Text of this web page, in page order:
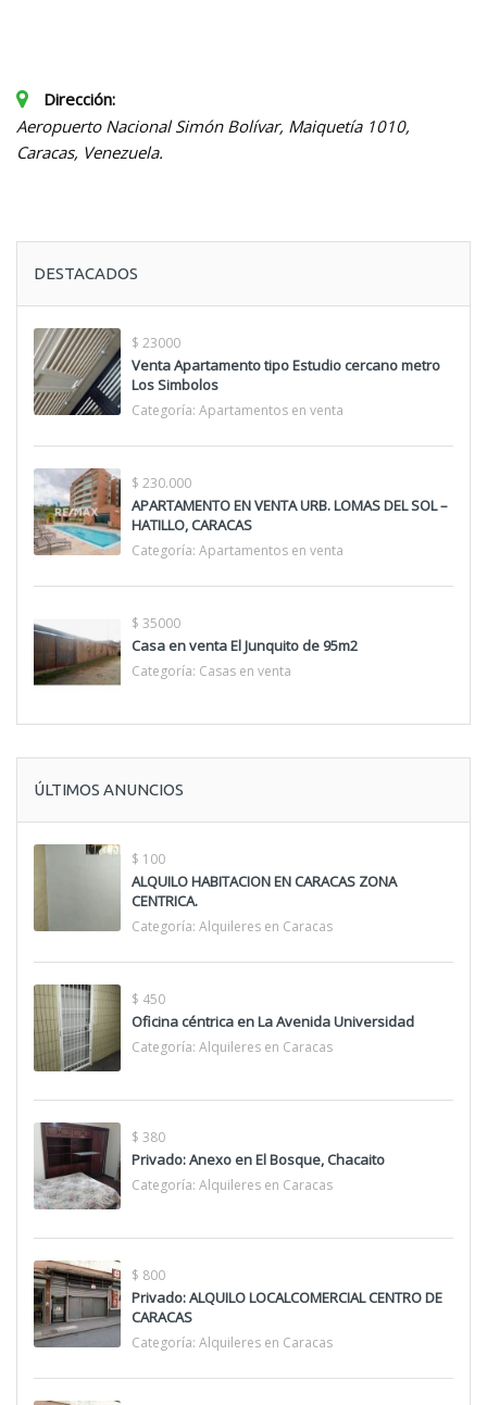
Dirección:
Aeropuerto Nacional Simón Bolívar, Maiquetía 1010,
Caracas, Venezuela.
DESTACADOS
$ 23000
Venta Apartamento tipo Estudio cercano metro
Los Simbolos
Categoría: Apartamentos en venta
$ 230.000
APARTAMENTO EN VENTA URB. LOMAS DEL SOL –
HATILLO, CARACAS
Categoría: Apartamentos en venta
$ 35000
Casa en venta El Junquito de 95m2
Categoría: Casas en venta
ÚLTIMOS ANUNCIOS
$ 100
ALQUILO HABITACION EN CARACAS ZONA
CENTRICA.
Categoría: Alquileres en Caracas
$ 450
Oficina céntrica en La Avenida Universidad
Categoría: Alquileres en Caracas
$ 380
Privado: Anexo en El Bosque, Chacaito
Categoría: Alquileres en Caracas
$ 800
Privado: ALQUILO LOCALCOMERCIAL CENTRO DE
CARACAS
Categoría: Alquileres en Caracas